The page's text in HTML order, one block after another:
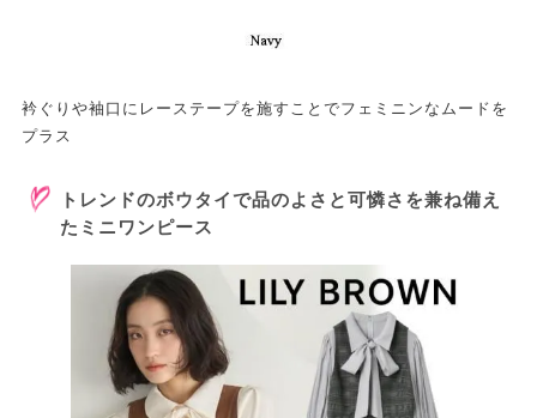
衿ぐりや袖口にレーステープを施すことでフェミニンなムードを
プラス
トレンドのボウタイで品のよさと可憐さを兼ね備え
たミニワンピース